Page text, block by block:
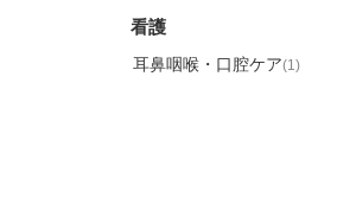
看護
耳鼻咽喉・口腔ケア(1)